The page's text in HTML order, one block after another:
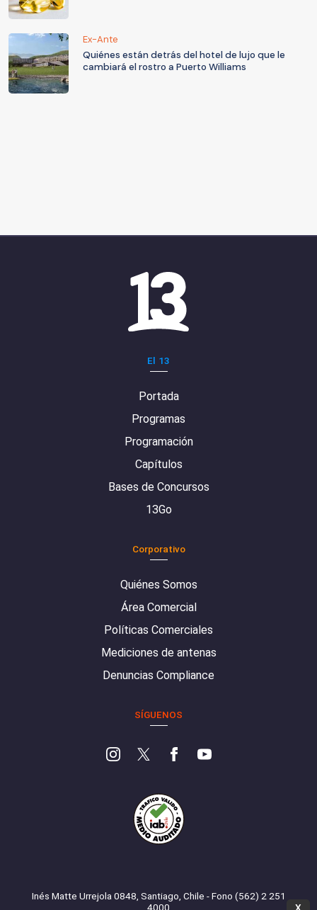
Ex-Ante
Quiénes están detrás del hotel de lujo que le
cambiará el rostro a Puerto Williams
El 13
Portada
Programas
Programación
Capítulos
Bases de Concursos
13Go
Corporativo
Quiénes Somos
Área Comercial
Políticas Comerciales
Mediciones de antenas
Denuncias Compliance
SÍGUENOS
Inés Matte Urrejola 0848, Santiago, Chile - Fono (562) 2 251
4000
X